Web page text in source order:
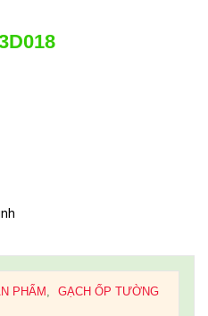
PHẨM,
GẠCH ỐP TƯỜNG